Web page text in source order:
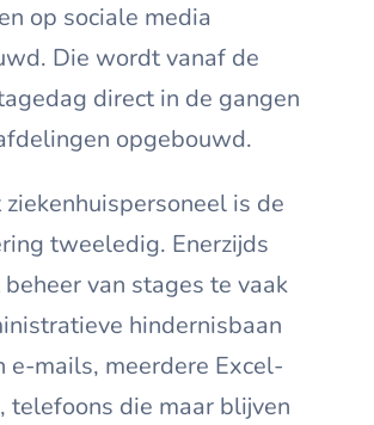
op sociale media
Die wordt vanaf de
direct in de gangen
opgebouwd.
is de
tweeledig. Enerzijds
van stages te vaak
hindernisbaan
e-mails, meerdere Excel-
telefoons die maar blijven